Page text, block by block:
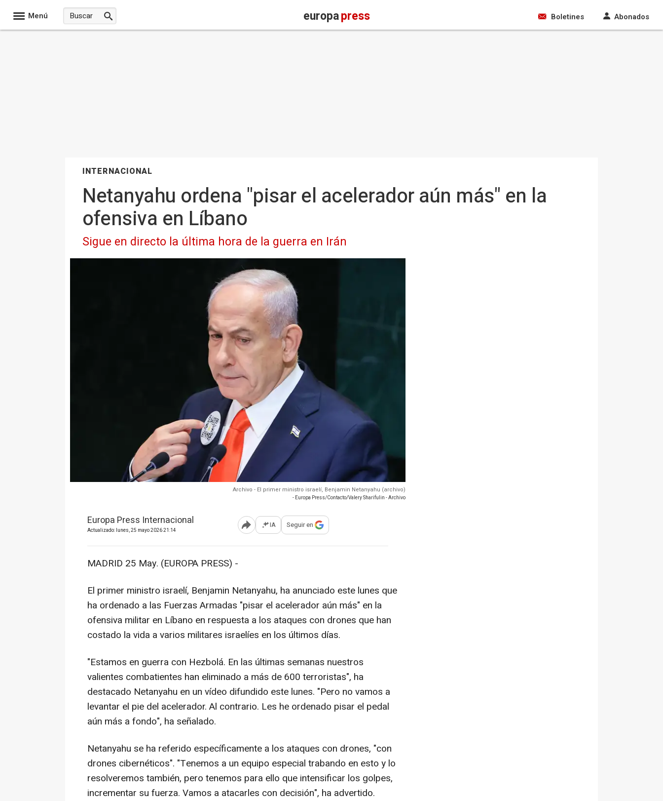
Menú europapress Boletines Abonados
INTERNACIONAL
Netanyahu ordena "pisar el acelerador aún más" en la
ofensiva en Líbano
Sigue en directo la última hora de la guerra en Irán
Archivo - El primer ministro israelí, Benjamin Netanyahu (archivo)
- Europa Press/Contacto/Valery Sharifulin - Archivo
Europa Press Internacional
Actualizado: lunes, 25 mayo 2026 21:14 Abrir opciones para compartir
IA Seguir en
MADRID 25 May. (EUROPA PRESS) -
El primer ministro israelí, Benjamin Netanyahu, ha anunciado este lunes que
ha ordenado a las Fuerzas Armadas "pisar el acelerador aún más" en la
ofensiva militar en Líbano en respuesta a los ataques con drones que han
costado la vida a varios militares israelíes en los últimos días.
"Estamos en guerra con Hezbolá. En las últimas semanas nuestros
valientes combatientes han eliminado a más de 600 terroristas", ha
destacado Netanyahu en un vídeo difundido este lunes. "Pero no vamos a
levantar el pie del acelerador. Al contrario. Les he ordenado pisar el pedal
aún más a fondo", ha señalado.
Netanyahu se ha referido específicamente a los ataques con drones, "con
drones cibernéticos". "Tenemos a un equipo especial trabando en esto y lo
resolveremos también, pero tenemos para ello que intensificar los golpes,
incrementar su fuerza. Vamos a atacarles con decisión", ha advertido.